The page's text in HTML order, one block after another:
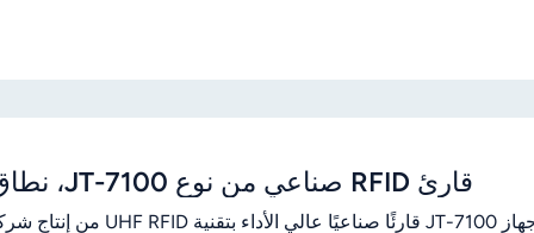
قارئ RFID صناعي من نوع JT-7100، نطاق تردد 860-960 ميجاهرتز، نطاق 0-3 أمتار